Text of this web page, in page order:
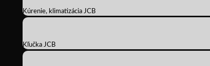
Kúrenie, klimatizácia JCB
Kľučka JCB